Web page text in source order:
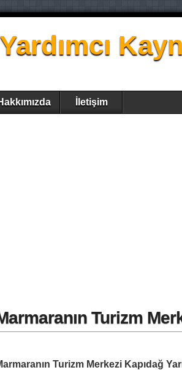
Yardımcı
İletişim
Turizm
Turizm Merkezi Kapıdağ